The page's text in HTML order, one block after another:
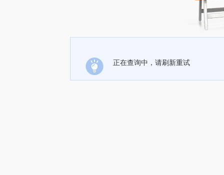
正在查询中，请刷新重试